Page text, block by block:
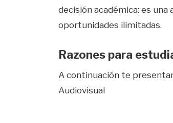
decisión académica: es
oportunidades ilimitadas.
Razones para
A continuación te
Audiovisual